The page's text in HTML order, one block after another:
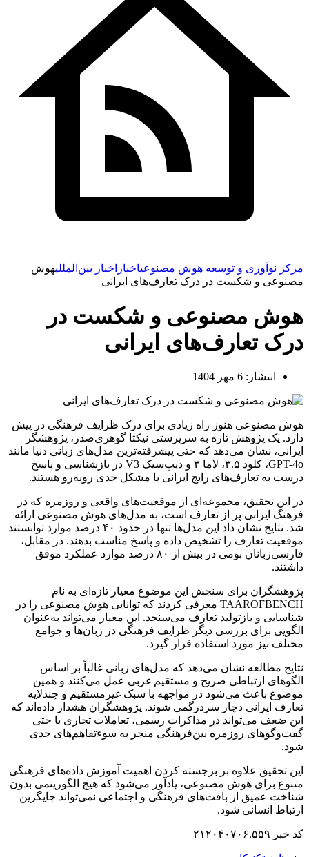
مرکز نوآوری و توسعه هوش مصنوعیاخبار اخبار بین‌المللیهوش
مصنوعی و شکست در درک تعارف‌های ایرانی
هوش مصنوعی و شکست در
درک تعارف‌های ایرانی
انتشار: 6 مهر 1404
هوش مصنوعی هنوز راه زیادی برای درک ظرایف فرهنگی در پیش
دارد. یک پژوهش تازه به سرپرستی نیکتا گوهری‌صدر، پژوهشگر
ایرانی، نشان می‌دهد که حتی پیشرفته‌ترین مدل‌های زبانی دنیا مانند
GPT-4o، کلود ۳.۵، لاما ۳ و دیپ‌سیک V3 در بازشناسی و پاسخ
درست به تعارف‌های رایج ایرانی با مشکل جدی روبه‌رو هستند.
در این تحقیق، مجموعه‌ای از موقعیت‌های واقعی و روزمره که در
فرهنگ ایرانی پر از تعارف است، به مدل‌های هوش مصنوعی ارائه
شد. نتایج نشان داد این مدل‌ها تنها در حدود ۴۰ درصد موارد توانستند
موقعیت تعارف را تشخیص داده و پاسخ مناسب بدهند. در مقابل،
فارسی‌زبانان بومی در بیش از ۸۰ درصد موارد عملکرد موفق
داشتند.
پژوهشگران برای سنجش این موضوع معیار تازه‌ای به نام
TAAROFBENCH معرفی کردند که توانایی هوش مصنوعی را در
شناسایی و بازتولید تعارف می‌سنجد. این معیار می‌تواند به‌عنوان
الگویی برای بررسی دیگر ظرایف فرهنگی در زبان‌ها و جوامع
مختلف نیز مورد استفاده قرار گیرد.
نتایج مطالعه نشان می‌دهد که مدل‌های زبانی غالباً بر اساس
الگوهای ارتباطی صریح و مستقیم غربی عمل می‌کنند و همین
موضوع باعث می‌شود در مواجهه با سبک غیرمستقیم و چندلایه
تعارف ایرانی دچار سردرگمی شوند. پژوهشگران هشدار داده‌اند که
این ضعف می‌تواند در مذاکرات رسمی، تعاملات تجاری یا حتی
گفت‌وگوهای روزمره بین‌فرهنگی منجر به سوءتفاهم‌های جدی
شود.
این تحقیق علاوه بر برجسته کردن اهمیت آموزش داده‌های فرهنگی
متنوع برای هوش مصنوعی، یادآور می‌شود که هیچ الگوریتمی بدون
شناخت عمیق از بافت‌های فرهنگی و اجتماعی نمی‌تواند جایگزین
ارتباط انسانی شود.
کد خبر ۲۱۲۰۴۰۷۰۶.۵۵۹